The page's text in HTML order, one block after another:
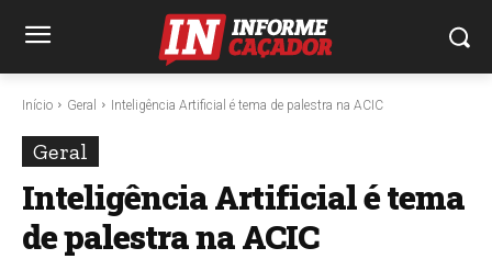
Início Geral Inteligência Artificial é tema de palestra na ACIC
Geral
Inteligência Artificial é tema
de palestra na ACIC